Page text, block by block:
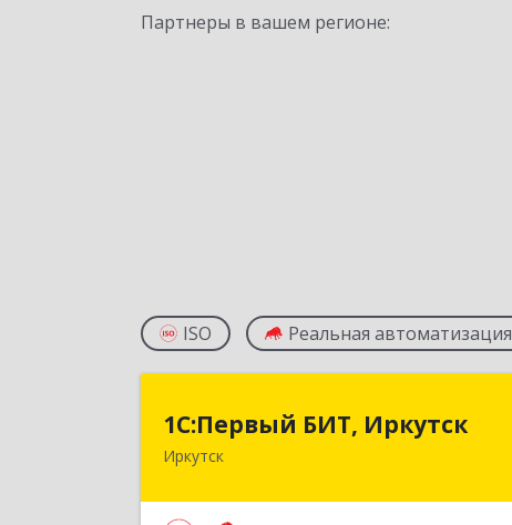
Партнеры в вашем регионе:
ISO Реальная автоматизация
1С:Первый БИТ, Иркутск
Иркутск
1С:Первый БИТ, Иркутск
664007, Иркутская обл, Иркутск г,